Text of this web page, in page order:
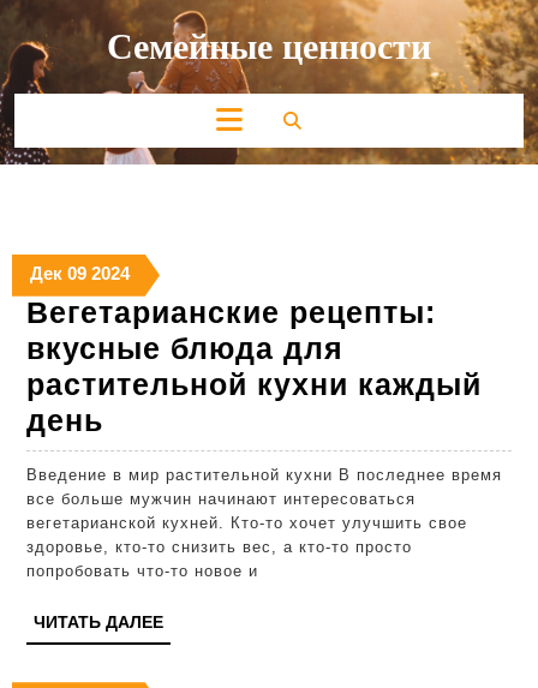
Перейти
содержимому Семейные ценности
Кнопка
Открыть
Дек09.12.2024
0909.12.2024
202409.12.2024
Вегетарианские рецепты:
вкусные блюда для
растительной кухни каждый
день
рецепты:
вкусные
блюда
для
кухни
Введение в мир растительной кухни В последнее время
все больше мужчин начинают интересоваться
вегетарианской кухней. Кто-то хочет улучшить свое
здоровье, кто-то снизить вес, а кто-то просто
попробовать что-то новое и
ЧИТАТЬ ДАЛЕЕЧИТАТЬ
ДАЛЕЕ